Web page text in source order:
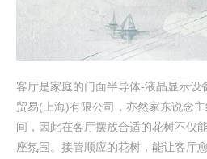
客厅是家庭的门面半导体-液晶显示设
贸易(上海)有限公司，亦然家东说念
间，因此在客厅摆放合适的花树不仅
座氛围。接管顺应的花树，能让客厅